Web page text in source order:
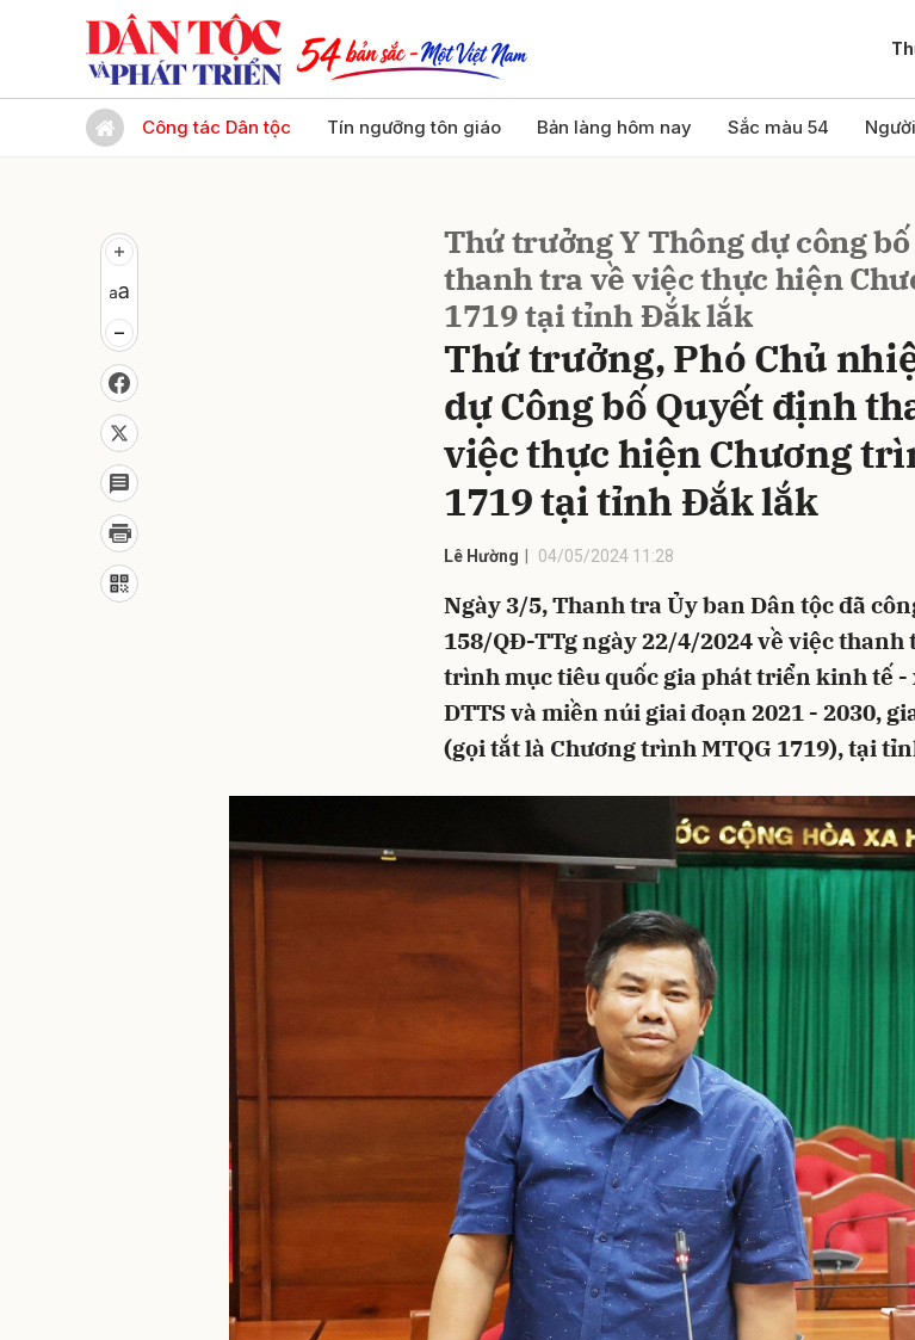
Công tác Dân tộc Tín ngưỡng tôn giáo Bản làng hôm nay Sắc màu 54
Thứ trưởng Y Thông dự công
thanh tra về việc thực hiện
1719 tại tỉnh Đắk lắk
Thứ trưởng, Phó Chủ
dự Công bố Quyết định
việc thực hiện Chương
1719 tại tỉnh Đắk lắk
Lê Hường 04/05/2024 11:28
Ngày 3/5, Thanh tra Ủy ban Dân tộc đã
158/QĐ-TTg ngày 22/4/2024 về việc
trình mục tiêu quốc gia phát triển kinh tế -
DTTS và miền núi giai đoạn 2021 - 2030,
(gọi tắt là Chương trình MTQG 1719), tại
Gửi bình luận